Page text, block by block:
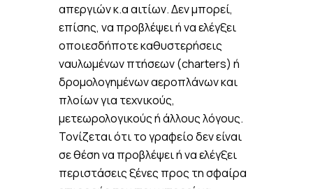
απεργιών κ.α αιτίων. Δεν μπορεί,
επίσης, να προβλέψει ή να ελέγξει
οποιεσδήποτε καθυστερήσεις
ναυλωμένων πτήσεων (charters) ή
δρομολογημένων αεροπλάνων και
πλοίων για τεχνικούς,
μετεωρολογικούς ή άλλους λόγους.
Τονίζεται ότι το γραφείο δεν είναι
σε θέση να προβλέψει ή να ελέγξει
περιστάσεις ξένες προς τη σφαίρα